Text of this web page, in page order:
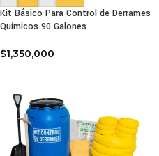
Kit Básico Para Control de Derrames
Químicos 90 Galones
$1,350,000